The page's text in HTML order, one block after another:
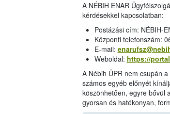
A NÉBIH ENAR
kérdésekkel kapcsolatban:
Postázási cím: NÉBIH-
Központi telefonszám:
E-mail:
Weboldal: https://
A Nébih ÜPR nem csupán
számos egyéb előnyét
köszönhetően, egyre bővül
gyorsan és hatékonyan,